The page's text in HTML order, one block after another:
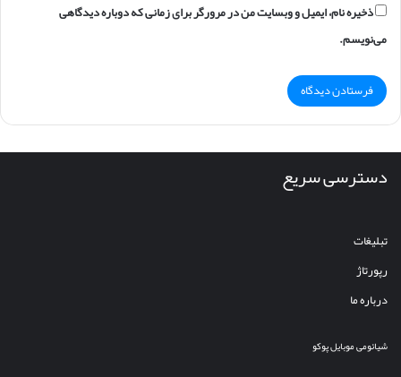
ذخیره نام، ایمیل و وبسایت من در مرورگر برای زمانی که دوباره دیدگاهی
می‌نویسم.
دسترسی سریع
تبلیغات
رپورتاژ
درباره ما
شیائومیموبایلپوکو